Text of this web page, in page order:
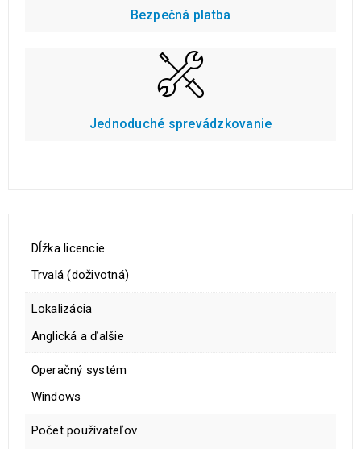
Bezpečná platba
Jednoduché sprevádzkovanie
Dĺžka licencie
Trvalá (doživotná)
Lokalizácia
Anglická a ďalšie
Operačný systém
Windows
Počet používateľov